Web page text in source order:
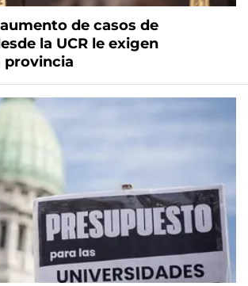
de casos de
la UCR le exigen
provincia